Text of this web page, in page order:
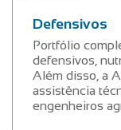
Defensivos
Portfólio
defensivos,
Além disso, a
assistência
engenheiros